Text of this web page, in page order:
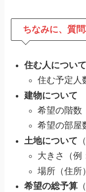
ちなみに、質
住む人について
住む予定人
建物について
希望の階数
希望の部屋
土地について
大きさ（例
場所（住所）
希望の総予算